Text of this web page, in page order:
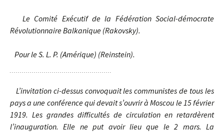
Le Comité Exécutif de la Fédération Social-démocrate
Révolutionnaire Balkanique (Rakovsky).
Pour le S. L. P. (Amérique) (Reinstein).
L’invitation ci-dessus convoquait les communistes de tous les
pays a une conférence qui devait s’ouvrir à Moscou le 15 février
1919. Les grandes difficultés de circulation en retardèrent
l’inauguration. Elle ne put avoir lieu que le 2 mars. La